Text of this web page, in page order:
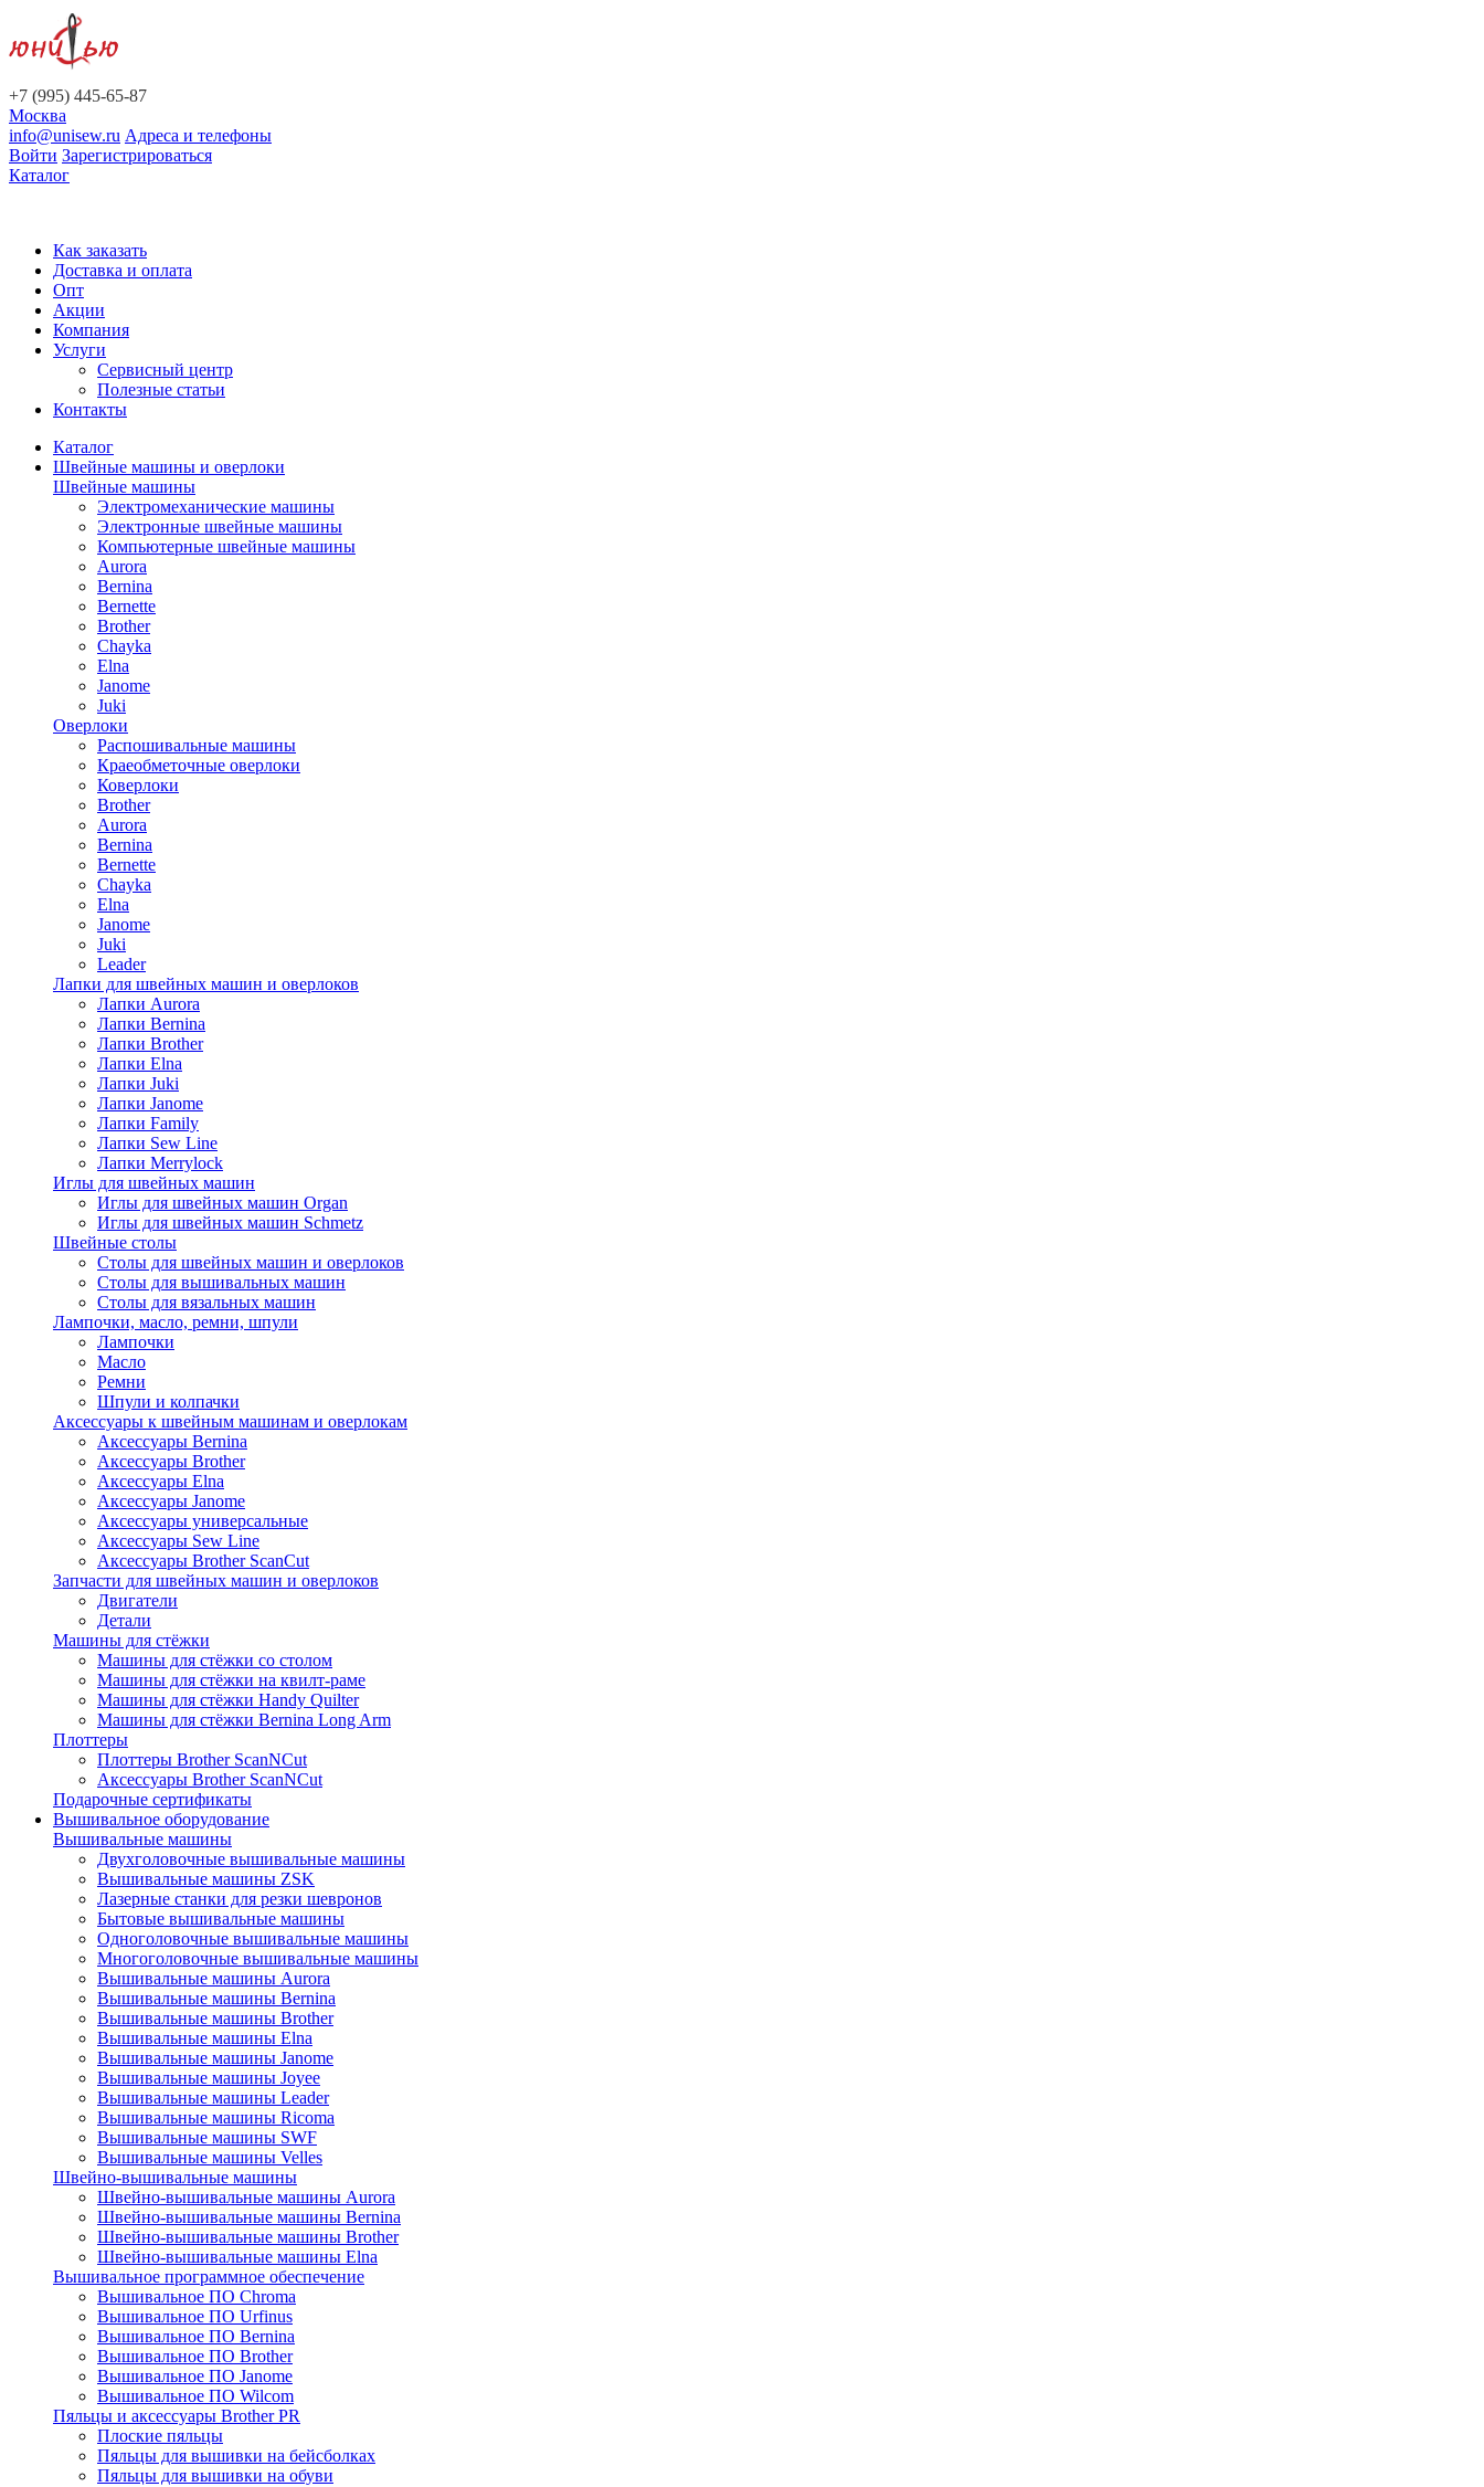
+7 (995) 445-65-87
Москва
info@unisew.ru Адреса и телефоны
Войти Зарегистрироваться
Каталог
Как заказать
Доставка и оплата
Опт
Акции
Компания
Услуги
Сервисный центр
Полезные статьи
Контакты
Каталог
Швейные машины и оверлоки
Швейные машины
Электромеханические машины
Электронные швейные машины
Компьютерные швейные машины
Aurora
Bernina
Bernette
Brother
Chayka
Elna
Janome
Juki
Оверлоки
Распошивальные машины
Краеобметочные оверлоки
Коверлоки
Brother
Aurora
Bernina
Bernette
Chayka
Elna
Janome
Juki
Leader
Лапки для швейных машин и оверлоков
Лапки Aurora
Лапки Bernina
Лапки Brother
Лапки Elna
Лапки Juki
Лапки Janome
Лапки Family
Лапки Sew Line
Лапки Merrylock
Иглы для швейных машин
Иглы для швейных машин Organ
Иглы для швейных машин Schmetz
Швейные столы
Столы для швейных машин и оверлоков
Столы для вышивальных машин
Столы для вязальных машин
Лампочки, масло, ремни, шпули
Лампочки
Масло
Ремни
Шпули и колпачки
Аксессуары к швейным машинам и оверлокам
Аксессуары Bernina
Аксессуары Brother
Аксессуары Elna
Аксессуары Janome
Аксессуары универсальные
Аксессуары Sew Line
Аксессуары Brother ScanCut
Запчасти для швейных машин и оверлоков
Двигатели
Детали
Машины для стёжки
Машины для стёжки со столом
Машины для стёжки на квилт-раме
Машины для стёжки Handy Quilter
Машины для стёжки Bernina Long Arm
Плоттеры
Плоттеры Brother ScanNCut
Аксессуары Brother ScanNCut
Подарочные сертификаты
Вышивальное оборудование
Вышивальные машины
Двухголовочные вышивальные машины
Вышивальные машины ZSK
Лазерные станки для резки шевронов
Бытовые вышивальные машины
Одноголовочные вышивальные машины
Многоголовочные вышивальные машины
Вышивальные машины Aurora
Вышивальные машины Bernina
Вышивальные машины Brother
Вышивальные машины Elna
Вышивальные машины Janome
Вышивальные машины Joyee
Вышивальные машины Leader
Вышивальные машины Ricoma
Вышивальные машины SWF
Вышивальные машины Velles
Швейно-вышивальные машины
Швейно-вышивальные машины Aurora
Швейно-вышивальные машины Bernina
Швейно-вышивальные машины Brother
Швейно-вышивальные машины Elna
Вышивальное программное обеспечение
Вышивальное ПО Chroma
Вышивальное ПО Urfinus
Вышивальное ПО Bernina
Вышивальное ПО Brother
Вышивальное ПО Janome
Вышивальное ПО Wilcom
Пяльцы и аксессуары Brother PR
Плоские пяльцы
Пяльцы для вышивки на бейсболках
Пяльцы для вышивки на обуви